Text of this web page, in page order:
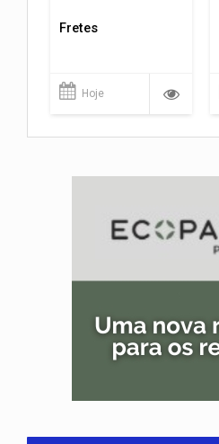
Fretes
Hoje